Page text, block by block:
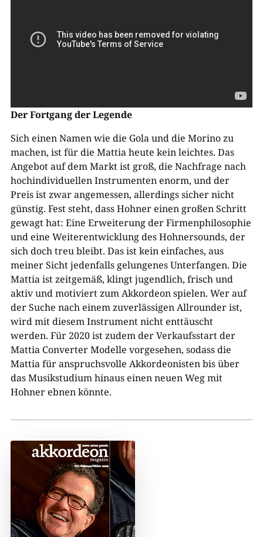
Der Fortgang der Legende
Sich einen Namen wie die Gola und die Morino zu
machen, ist für die Mattia heute kein leichtes. Das
Angebot auf dem Markt ist groß, die Nachfrage nach
hochindividuellen Instrumenten enorm, und der
Preis ist zwar angemessen, allerdings sicher nicht
günstig. Fest steht, dass Hohner einen großen Schritt
gewagt hat: Eine Erweiterung der Firmenphilosophie
und eine Weiterentwicklung des Hohnersounds, der
sich doch treu bleibt. Das ist kein einfaches, aus
meiner Sicht jedenfalls gelungenes Unterfangen. Die
Mattia ist zeitgemäß, klingt jugendlich, frisch und
aktiv und motiviert zum Akkordeon spielen. Wer auf
der Suche nach einem zuverlässigen Allrounder ist,
wird mit diesem Instrument nicht enttäuscht
werden. Für 2020 ist zudem der Verkaufsstart der
Mattia Converter Modelle vorgesehen, sodass die
Mattia für anspruchsvolle Akkordeonisten bis über
das Musikstudium hinaus einen neuen Weg mit
Hohner ebnen könnte.